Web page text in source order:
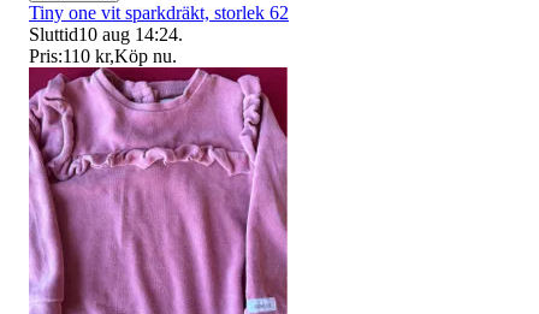
Tiny one vit sparkdräkt, storlek 62
Sluttid10 aug 14:24.
Pris:110 kr,Köp nu.